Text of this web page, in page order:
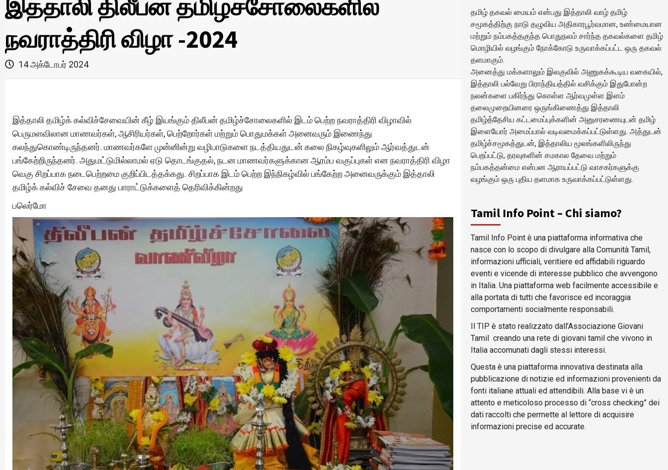
இத்தாலி திலீபன் தமிழ்ச்சோலைகளில்
நவராத்திரி விழா -2024
14 அக்டோபர் 2024
இத்தாலி தமிழ்க் கல்விச்சேவையின் கீழ் இயங்கும் திலீபன் தமிழ்ச்சோலைகளில் இடம் பெற்ற நவராத்திரி விழாவில்
பெருமளவிலான மாணவர்கள், ஆசிரியர்கள், பெற்றோர்கள் மற்றும் பொதுமக்கள் அனைவரும் இணைந்து
கலந்துகொண்டிருந்தனர். மாணவர்களே முன்னின்று வழிபாடுகளை நடத்தியதுடன் கலை நிகழ்வுகளிலும் ஆர்வத்துடன்
பங்கேற்றிருந்தனர். அதுமட்டுமில்லாமல் ஏடு தொடங்குதல், நடன மாணவர்களுக்கான ஆரம்ப வகுப்புகள் என நவராத்திரி விழா
வெகு சிறப்பாக நடைபெற்றமை குறிப்பிடத்தக்கது. சிறப்பாக இடம் பெற்ற இந்நிகழ்வில் பங்கேற்ற அனைவருக்கும் இத்தாலி
தமிழ்க் கல்விச் சேவை தனது பாராட்டுக்களைத் தெரிவிக்கின்றது
பலெர்மோ
தமிழ் தகவல் மையம் என்பது இத்தாலி வாழ் தமிழ்
சமூகத்திற்கு நாடு தழுவிய அதிகாரபூர்வமான, உண்மையான
மற்றும் நம்பகத்தகுந்த பொதுநலம் சார்ந்த தகவல்களை தமிழ்
மொழியில் வழங்கும் நோக்கோடு உருவாக்கப்பட்ட ஒரு தகவல்
தளமாகும்.
அனைத்து மக்களாலும் இலகுவில் அணுகக்கூடிய வகையில்,
இத்தாலி பல்வேறு பிராந்தியத்தில் வசிக்கும் இதுபோன்ற
நலன்களை பகிர்ந்து கொள்ள ஆர்வமுள்ள இளம்
தலைமுறையினரை ஒருங்கிணைத்து இத்தாலி
தமிழ்த்தேசிய கட்டமைப்புக்களின் அனுசரணையுடன் தமிழ்
இளையோர் அமைப்பால் வடிவமைக்கப்பட்டுள்ளது. அத்துடன்
தமிழ்ச்சமூகத்துடன், இத்தாலிய மூலங்களிலிருந்து
பெறப்பட்டு, தரவுகளின் சமகால தேவை மற்றும்
நம்பகத்தன்மை என்பன ஆராயப்பட்டு வாசகர்களுக்கு
வழங்கும் ஒரு புதிய தளமாக உருவாக்கப்பட்டுள்ளது.
Tamil Info Point – Chi siamo?
Tamil Info Point è una piattaforma informativa che
nasce con lo scopo di divulgare alla Comunità Tamil,
informazioni ufficiali, veritiere ed affidabili riguardo
eventi e vicende di interesse pubblico che avvengono
in Italia. Una piattaforma web facilmente accessibile e
alla portata di tutti che favorisce ed incoraggia
comportamenti socialmente responsabili.
Il TIP è stato realizzato dall’Associazione Giovani
Tamil creando una rete di giovani tamil che vivono in
Italia accomunati dagli stessi interessi.
Questa è una piattaforma innovativa destinata alla
pubblicazione di notizie ed informazioni provenienti da
fonti italiane attuali ed attendibili. Alla base vi è un
attento e meticoloso processo di “cross checking” dei
dati raccolti che permette al lettore di acquisire
informazioni precise ed accurate.